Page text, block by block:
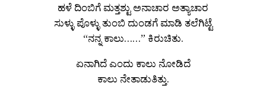
ಹಳೆ ದಿಂಬಿಗೆ ಮತ್ತಶ್ಟು ಅನಾಚಾರ ಅತ್ಯಾಚಾರ
ಸುಳ್ಳು ಪೊಳ್ಳು ತುಂಬಿ ದುಂಡಗೆ ಮಾಡಿ ತಲೆಗಿಟ್ಟೆ
“ನನ್ನ ಕಾಲು……” ಕಿರುಚಿತು.
ಏನಾಗಿದೆ ಎಂದು ಕಾಲು ನೋಡಿದೆ
ಕಾಲು ನೇತಾಡುತಿತ್ತು.